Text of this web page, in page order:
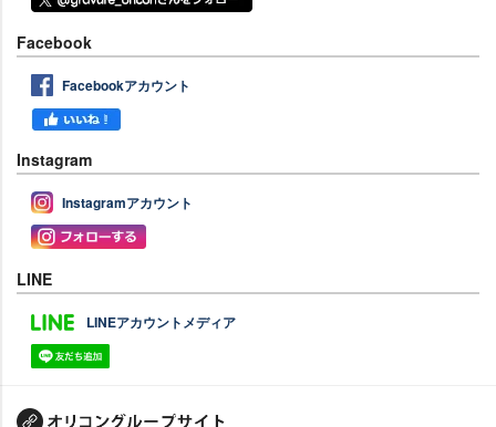
Facebook
Facebookアカウント
Instagram
Instagramアカウント
LINE
LINEアカウントメディア